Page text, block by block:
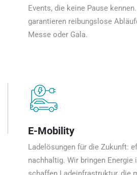
Events, die keine Pause
garantieren reibungslose
Messe oder Gala.
E-Mobility
Ladelösungen für die Zukunft:
nachhaltig. Wir bringen Energie